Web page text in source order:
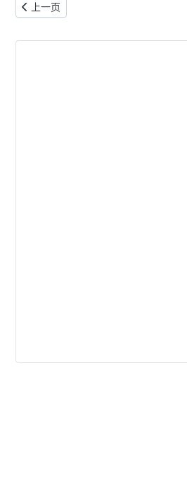
上一篇文章: 阿根廷又哭泣了 球迷：到
上一页